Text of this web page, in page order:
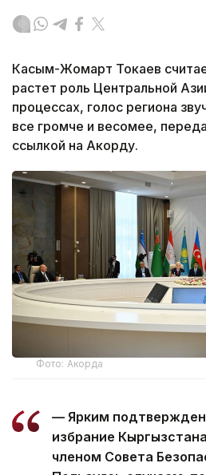
Касым-Жомарт Токаев
растет роль Центральной
процессах, голос региона
все громче и весомее,
ссылкой на Акорду.
Фото: Акорда
— Ярким
избрание
членом Совета